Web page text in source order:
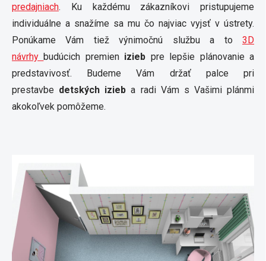
predajniach. Ku každému zákazníkovi pristupujeme
individuálne a snažíme sa mu čo najviac vyjsť v ústrety.
Ponúkame Vám tiež výnimočnú službu a to 3D
návrhybudúcich premienizieb pre lepšie plánovanie a
predstavivosť. Budeme Vám držať palce pri
prestavbe detských izieb a radi Vám s Vašimi plánmi
akokoľvek pomôžeme.